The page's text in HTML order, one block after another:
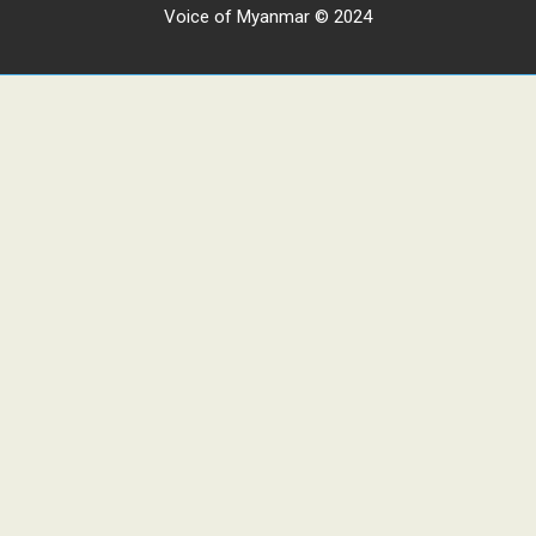
Voice of Myanmar © 2024